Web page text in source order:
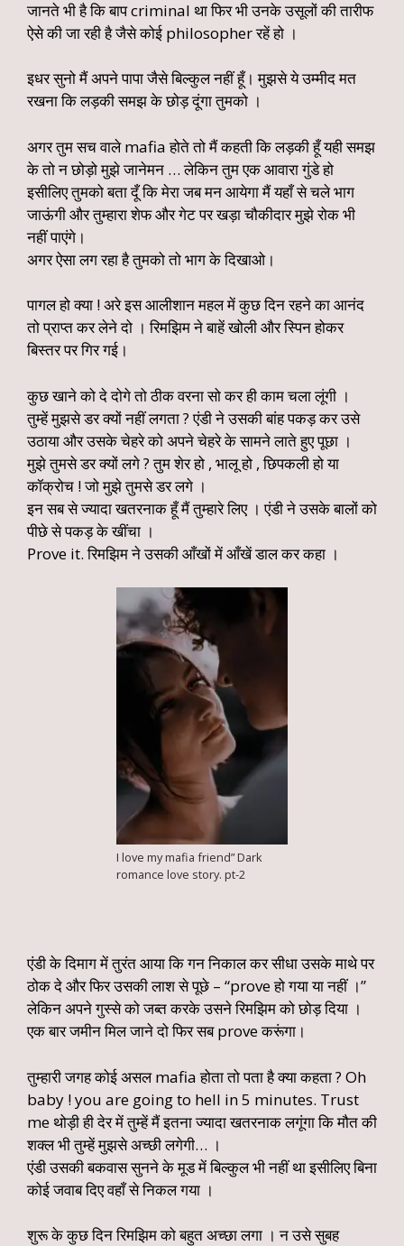
जानते भी है कि बाप criminal था फिर भी उनके उसूलों की तारीफ
ऐसे की जा रही है जैसे कोई philosopher रहें हो ।
इधर सुनो मैं अपने पापा जैसे बिल्कुल नहीं हूँ। मुझसे ये उम्मीद मत
रखना कि लड़की समझ के छोड़ दूंगा तुमको ।
अगर तुम सच वाले mafia होते तो मैं कहती कि लड़की हूँ यही समझ
के तो न छोड़ो मुझे जानेमन … लेकिन तुम एक आवारा गुंडे हो
इसीलिए तुमको बता दूँ कि मेरा जब मन आयेगा मैं यहाँ से चले भाग
जाऊंगी और तुम्हारा शेफ और गेट पर खड़ा चौकीदार मुझे रोक भी
नहीं पाएंगे।
अगर ऐसा लग रहा है तुमको तो भाग के दिखाओ।
पागल हो क्या ! अरे इस आलीशान महल में कुछ दिन रहने का आनंद
तो प्राप्त कर लेने दो । रिमझिम ने बाहें खोली और स्पिन होकर
बिस्तर पर गिर गई।
कुछ खाने को दे दोगे तो ठीक वरना सो कर ही काम चला लूंगी ।
तुम्हें मुझसे डर क्यों नहीं लगता ? एंडी ने उसकी बांह पकड़ कर उसे
उठाया और उसके चेहरे को अपने चेहरे के सामने लाते हुए पूछा ।
मुझे तुमसे डर क्यों लगे ? तुम शेर हो , भालू हो , छिपकली हो या
कॉक्रोच ! जो मुझे तुमसे डर लगे ।
इन सब से ज्यादा खतरनाक हूँ मैं तुम्हारे लिए । एंडी ने उसके बालों को
पीछे से पकड़ के खींचा ।
Prove it. रिमझिम ने उसकी आँखों में आँखें डाल कर कहा ।
I love my mafia friend” Dark
romance love story. pt-2
एंडी के दिमाग में तुरंत आया कि गन निकाल कर सीधा उसके माथे पर
ठोक दे और फिर उसकी लाश से पूछे – “prove हो गया या नहीं ।”
लेकिन अपने गुस्से को जब्त करके उसने रिमझिम को छोड़ दिया ।
एक बार जमीन मिल जाने दो फिर सब prove करूंगा।
तुम्हारी जगह कोई असल mafia होता तो पता है क्या कहता ? Oh
baby ! you are going to hell in 5 minutes. Trust
me थोड़ी ही देर में तुम्हें मैं इतना ज्यादा खतरनाक लगूंगा कि मौत की
शक्ल भी तुम्हें मुझसे अच्छी लगेगी… ।
एंडी उसकी बकवास सुनने के मूड में बिल्कुल भी नहीं था इसीलिए बिना
कोई जवाब दिए वहाँ से निकल गया ।
शुरू के कुछ दिन रिमझिम को बहुत अच्छा लगा । न उसे सुबह